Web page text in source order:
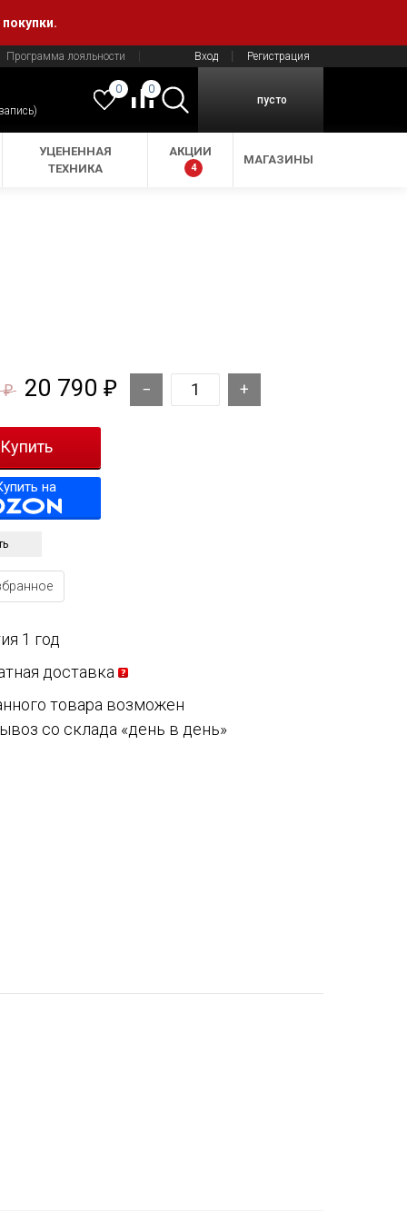
Вход Регистрация
Программа лояльности
0
0
пусто
УЦЕНЕННАЯ
ТЕХНИКА
АКЦИИ
4
МАГАЗИНЫ
₽ 20 790 ₽
на
1 год
доставка
товара возможен
со склада «день в день»